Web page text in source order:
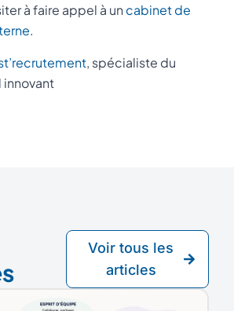
à faire appel à un cabinet de
.
, spécialiste du
innovant
Voir tous les
articles